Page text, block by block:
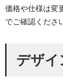
価格や仕様は変
でご確認くださ
デザイ